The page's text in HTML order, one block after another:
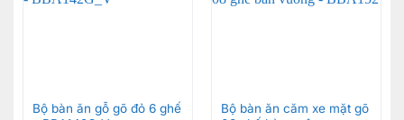
Bộ bàn ăn gỗ gõ đỏ 6 ghế
Bộ bàn ăn căm xe mặt gõ